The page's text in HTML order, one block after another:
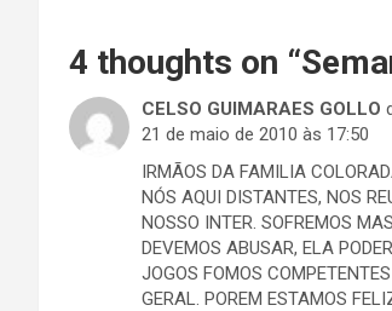
4 thoughts on “
CELSO GUIMARAES GOLLO
21 de maio de 2010 às 17:50
IRMÃOS DA FAMILIA
NÓS AQUI DISTANTES, NOS
NOSSO INTER. SOFREMOS
DEVEMOS ABUSAR, ELA
JOGOS FOMOS
GERAL. POREM ESTAMOS